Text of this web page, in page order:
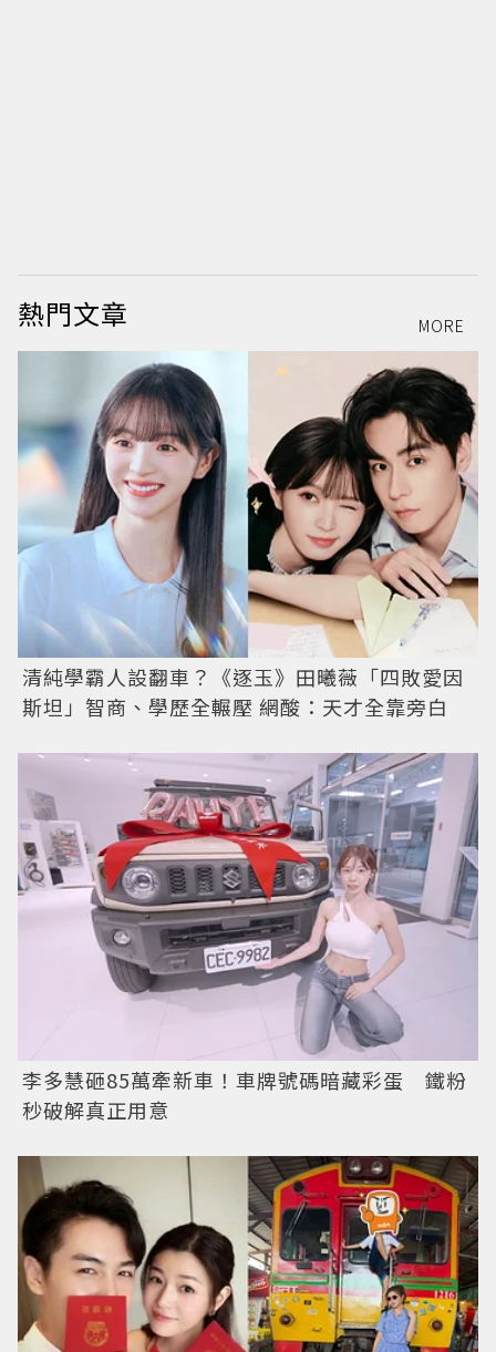
熱門文章 MORE
清純學霸人設翻車？《逐玉》田曦薇「四敗愛因
斯坦」智商、學歷全輾壓 網酸：天才全靠旁白
李多慧砸85萬牽新車！車牌號碼暗藏彩蛋 鐵粉
秒破解真正用意